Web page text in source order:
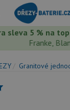
sleva 5 % na
Franke,
Granitové